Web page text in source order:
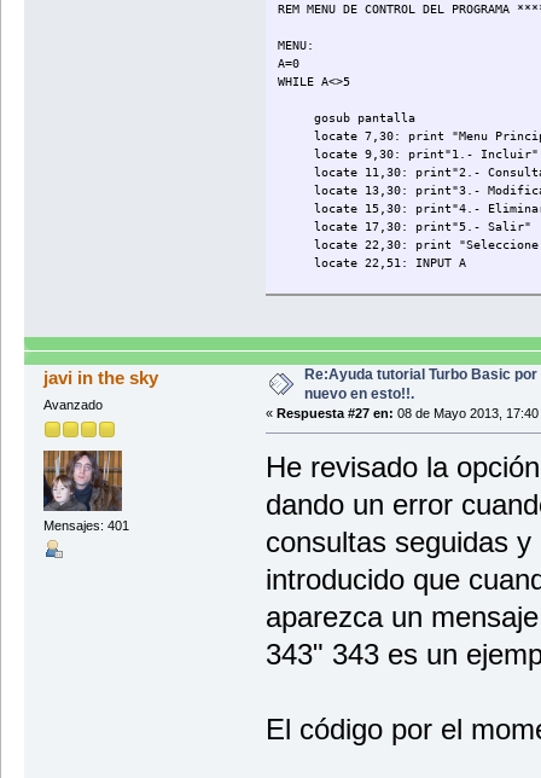
REM MENU DE CONTROL DEL
MENU:
A=0
WHILE A<>5
gosub pantalla
locate 7,30: print "Menu
locate 9,30: print"1.- Incluir"
locate 11,30: print"2.-
locate 13,30: print"3.-
locate 15,30: print"4.-
locate 17,30: print"5.- Salir"
locate 22,30: print "Seleccione
locate 22,51: INPUT A
if A = 1 then
gosub incluir
end if
if A = 2 then
if A = 3 then
gosub modificar
end if
if A = 4 then
gosub eliminar
end if
wend
end
REM SUBRUTINA DE CONTROL DE LO
javi in the sky
Avanzado
Mensajes: 401
Re:Ayuda tutorial Turbo Basic
nuevo en esto!!.
« Respuesta #27 en: 08 de Mayo 2013, 17:40
He revisado la
dando un error
consultas seguidas
introducido que
aparezca un
343" 343 es un
El código por el